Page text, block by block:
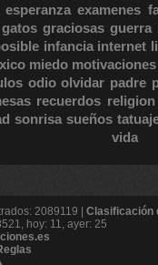
esperanza examenes
gatos graciosas guerra
infancia internet
miedo motivaciones
odio olvidar padre
recuerdos religion
sonrisa sueños
vida
2089119 | Clasificación
hoy: 11, ayer: 25